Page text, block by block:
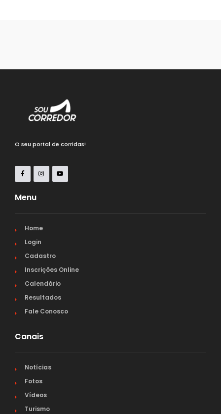
O seu portal de corridas!
Menu
Home
Login
Cadastro
Inscrições Online
Calendário
Resultados
Fale Conosco
Canais
Notícias
Fotos
Vídeos
Turismo